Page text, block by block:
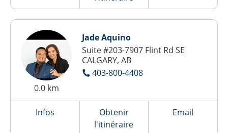
0.0 km
Jade Aquino
Suite #203-7907 Flint Rd SE
CALGARY, AB
403-800-4408
Infos
Obtenir
l'itinéraire
Email